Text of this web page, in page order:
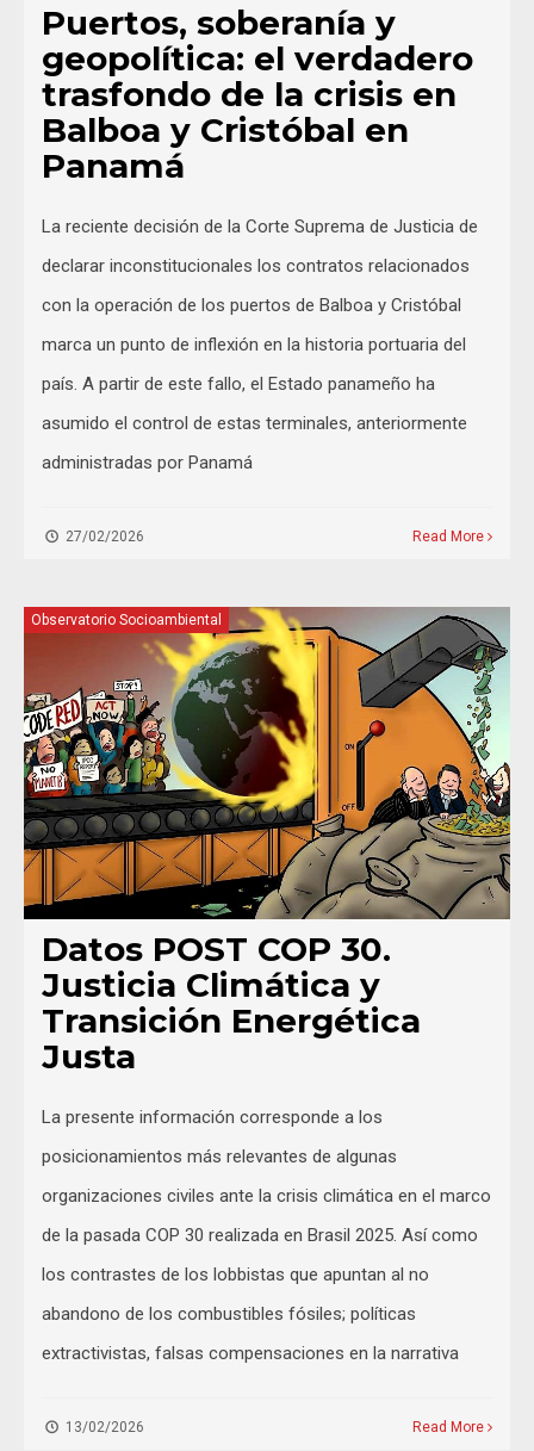
Puertos, soberanía y
geopolítica: el verdadero
trasfondo de la crisis en
Balboa y Cristóbal en
Panamá
La reciente decisión de la Corte Suprema de Justicia de
declarar inconstitucionales los contratos relacionados
con la operación de los puertos de Balboa y Cristóbal
marca un punto de inflexión en la historia portuaria del
país. A partir de este fallo, el Estado panameño ha
asumido el control de estas terminales, anteriormente
administradas por Panamá
27/02/2026 Read More
Observatorio Socioambiental
Datos POST COP 30.
Justicia Climática y
Transición Energética
Justa
La presente información corresponde a los
posicionamientos más relevantes de algunas
organizaciones civiles ante la crisis climática en el marco
de la pasada COP 30 realizada en Brasil 2025. Así como
los contrastes de los lobbistas que apuntan al no
abandono de los combustibles fósiles; políticas
extractivistas, falsas compensaciones en la narrativa
13/02/2026 Read More